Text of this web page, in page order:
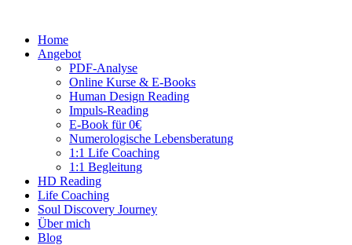
Home
Angebot
PDF-Analyse
Online Kurse & E-Books
Human Design Reading
Impuls-Reading
E-Book für 0€
Numerologische Lebensberatung
1:1 Life Coaching
1:1 Begleitung
HD Reading
Life Coaching
Soul Discovery Journey
Über mich
Blog